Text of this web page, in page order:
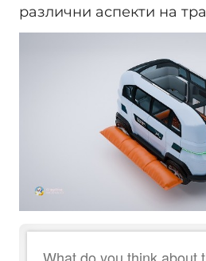
различни аспекти на